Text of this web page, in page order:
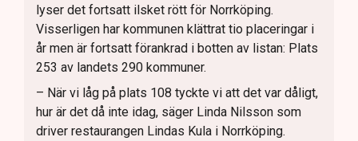
lyser det fortsatt ilsket rött för Norrköping.
Visserligen har kommunen klättrat tio placeringar i
år men är fortsatt förankrad i botten av listan: Plats
253 av landets 290 kommuner.
– När vi låg på plats 108 tyckte vi att det var dåligt,
hur är det då inte idag, säger Linda Nilsson som
driver restaurangen Lindas Kula i Norrköping.